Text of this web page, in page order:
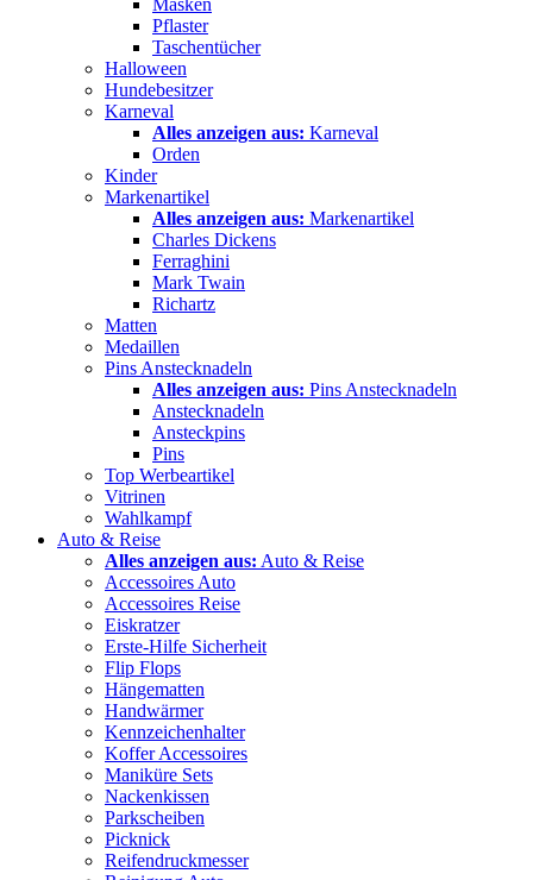
Pflaster
Taschentücher
Halloween
Hundebesitzer
Karneval
Alles anzeigen aus: Karneval
Orden
Kinder
Markenartikel
Alles anzeigen aus: Markenartikel
Charles Dickens
Ferraghini
Mark Twain
Richartz
Matten
Medaillen
Pins Anstecknadeln
Alles anzeigen aus: Pins Anstecknadeln
Anstecknadeln
Ansteckpins
Pins
Top Werbeartikel
Vitrinen
Wahlkampf
Auto & Reise
Alles anzeigen aus: Auto & Reise
Accessoires Auto
Accessoires Reise
Eiskratzer
Erste-Hilfe Sicherheit
Flip Flops
Hängematten
Handwärmer
Kennzeichenhalter
Koffer Accessoires
Maniküre Sets
Nackenkissen
Parkscheiben
Picknick
Reifendruckmesser